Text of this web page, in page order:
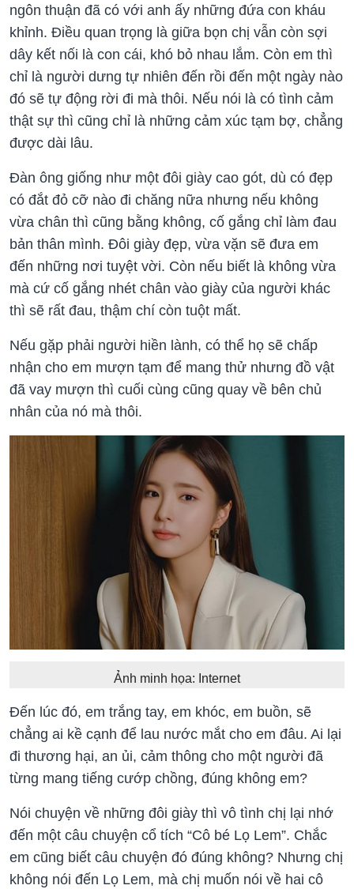
ngôn thuận đã có với anh ấy những đứa con kháu
khỉnh. Điều quan trọng là giữa bọn chị vẫn còn sợi
dây kết nối là con cái, khó bỏ nhau lắm. Còn em thì
chỉ là người dưng tự nhiên đến rồi đến một ngày nào
đó sẽ tự động rời đi mà thôi. Nếu nói là có tình cảm
thật sự thì cũng chỉ là những cảm xúc tạm bợ, chẳng
được dài lâu.
Đàn ông giống như một đôi giày cao gót, dù có đẹp
có đắt đỏ cỡ nào đi chăng nữa nhưng nếu không
vừa chân thì cũng bằng không, cố gắng chỉ làm đau
bản thân mình. Đôi giày đẹp, vừa vặn sẽ đưa em
đến những nơi tuyệt vời. Còn nếu biết là không vừa
mà cứ cố gắng nhét chân vào giày của người khác
thì sẽ rất đau, thậm chí còn tuột mất.
Nếu gặp phải người hiền lành, có thể họ sẽ chấp
nhận cho em mượn tạm để mang thử nhưng đồ vật
đã vay mượn thì cuối cùng cũng quay về bên chủ
nhân của nó mà thôi.
Ảnh minh họa: Internet
Đến lúc đó, em trắng tay, em khóc, em buồn, sẽ
chẳng ai kề cạnh để lau nước mắt cho em đâu. Ai lại
đi thương hại, an ủi, cảm thông cho một người đã
từng mang tiếng cướp chồng, đúng không em?
Nói chuyện về những đôi giày thì vô tình chị lại nhớ
đến một câu chuyện cổ tích “Cô bé Lọ Lem”. Chắc
em cũng biết câu chuyện đó đúng không? Nhưng chị
không nói đến Lọ Lem, mà chị muốn nói về hai cô